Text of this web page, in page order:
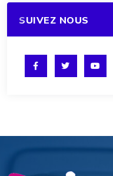
SUIVEZ NOUS